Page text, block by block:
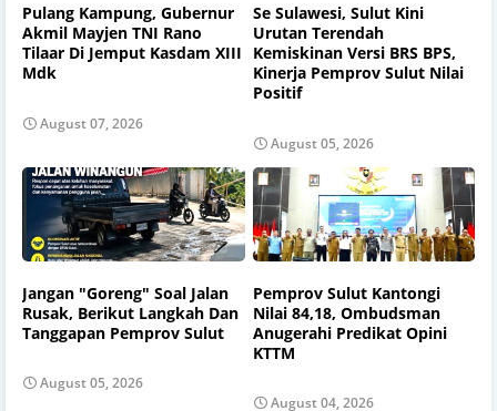
Pulang Kampung, Gubernur
Akmil Mayjen TNI Rano
Tilaar Di Jemput Kasdam XIII
Mdk
August 07, 2026
Se Sulawesi, Sulut Kini
Urutan Terendah
Kemiskinan Versi BRS BPS,
Kinerja Pemprov Sulut Nilai
Positif
August 05, 2026
Jangan "Goreng" Soal Jalan
Rusak, Berikut Langkah Dan
Tanggapan Pemprov Sulut
August 05, 2026
Pemprov Sulut Kantongi
Nilai 84,18, Ombudsman
Anugerahi Predikat Opini
KTTM
August 04, 2026